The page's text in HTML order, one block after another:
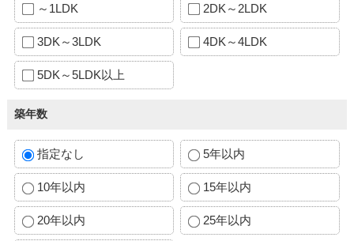
～1LDK 2DK～2LDK
3DK～3LDK 4DK～4LDK
5DK～5LDK以上
築年数
指定なし 5年以内
10年以内 15年以内
20年以内 25年以内